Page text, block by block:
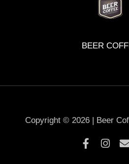
BEER
Copyright © 2026 | Beer